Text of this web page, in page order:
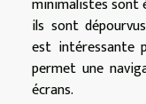
minimalistes sont
ils sont
est intéressante
permet une
écrans.